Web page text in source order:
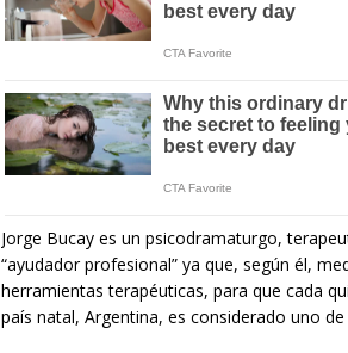
Jorge Bucay es un psicodramaturgo,
“ayudador profesional” ya que, según él,
herramientas terapéuticas, para que cada
país natal, Argentina, es considerado uno